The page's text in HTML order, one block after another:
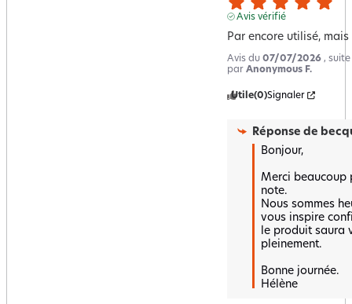
Avis vérifié
Par encore utilisé,
Avis du 07/07/2026 ,
par Anonymous F.
Utile(0)Signaler
Réponse de
Bonjour,
Merci beaucoup
note.
Nous sommes
vous inspire
le produit saura
pleinement.
Bonne journée.
Hélène